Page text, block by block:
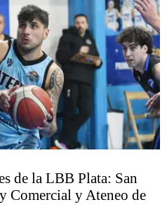
de la LBB Plata: San
Comercial y Ateneo de